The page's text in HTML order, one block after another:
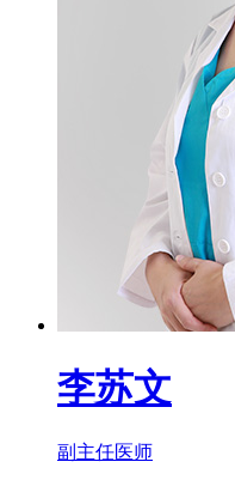
李苏文
副主任医师